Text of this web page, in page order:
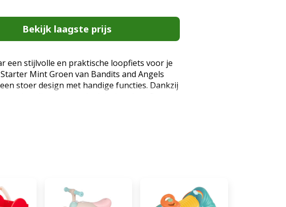
Bekijk laagste prijs
een stijlvolle en praktische loopfiets voor je
Mint Groen van Bandits and Angels
stoer design met handige functies. Dankzij
en handige voetenplank is deze loopfiets
vanaf 2 jaar. Het model is uitgerust
ergonomie. Lekvrije PU-banden: Altijd
zonder risico op een lekke band. Stijlvol